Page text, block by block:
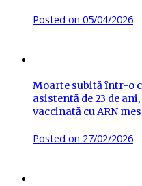
Posted on 05/04/2026
Moarte subită într-o
asistentă de 23 de
vaccinată cu ARN
Posted on 27/02/2026